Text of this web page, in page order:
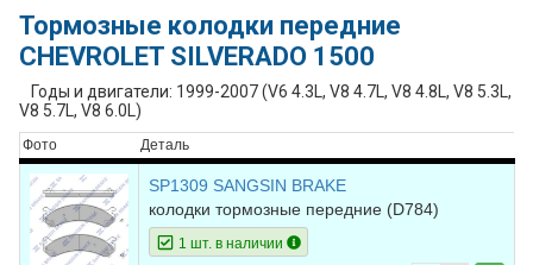
Тормозные колодки передние
CHEVROLET SILVERADO 1500
Годы и двигатели: 1999-2007 (V6 4.3L, V8 4.7L, V8 4.8L, V8 5.3L,
V8 5.7L, V8 6.0L)
Фото Деталь
SP1309 SANGSIN BRAKE
колодки тормозные передние (D784)
1 шт. в наличии